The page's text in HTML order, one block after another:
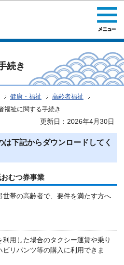
ジの本文へ移動
続き
健康・福祉
高齢者福祉
福祉に関する手続き
更新日：2026年4月30日
下記からダウンロードしてく
むつ券事業
帯の高齢者で、要件を満たす方へ
用した場合のタクシー運賃や乗り
リパンツ等の購入に利用できま